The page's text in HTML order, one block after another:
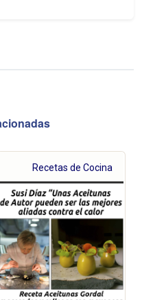
Recetas de Cocina